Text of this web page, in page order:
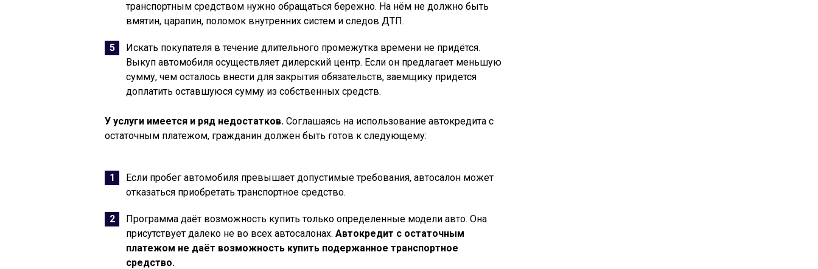
транспортным средством нужно обращаться бережно. На нём не должно быть
вмятин, царапин, поломок внутренних систем и следов ДТП.
Искать покупателя в течение длительного промежутка времени не придётся.
Выкуп автомобиля осуществляет дилерский центр. Если он предлагает меньшую
сумму, чем осталось внести для закрытия обязательств, заемщику придется
доплатить оставшуюся сумму из собственных средств.
У услуги имеется и ряд недостатков. Соглашаясь на использование автокредита с
остаточным платежом, гражданин должен быть готов к следующему:
Если пробег автомобиля превышает допустимые требования, автосалон может
отказаться приобретать транспортное средство.
Программа даёт возможность купить только определенные модели авто. Она
присутствует далеко не во всех автосалонах. Автокредит с остаточным
платежом не даёт возможность купить подержанное транспортное
средство.